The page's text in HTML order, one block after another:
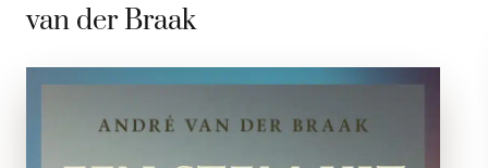
van der Braak